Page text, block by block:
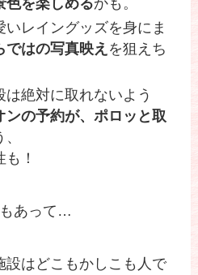
レイングッズを身にま
ではの写真映え を狙えち
は絶対に取れないよう
ンの予約が、ポロッと取
！
もあって…
設はどこもかしこも人で